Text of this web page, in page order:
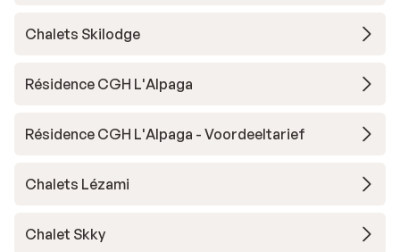
Chalets Skilodge
Résidence CGH L'Alpaga
Résidence CGH L'Alpaga - Voordeeltarief
Chalets Lézami
Chalet Skky